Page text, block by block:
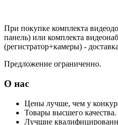
При покупке комплекта
панель) или комплекта
(регистратор+камеры) - доставка
Предложение ограниченно.
О нас
Цены лучше, чем у
Товары высшего качества.
Лучшие